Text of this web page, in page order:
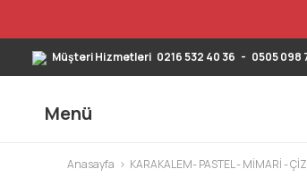
Müşteri Hizmetleri 0216 532 40 36 - 0505 098
Menü
Anasayfa KARAKALEM- PASTEL - MİMARİ -